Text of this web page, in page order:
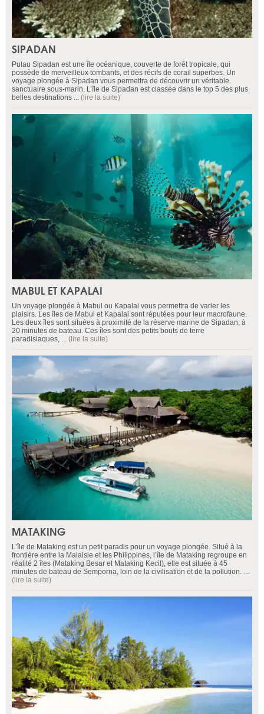
SIPADAN
Pulau Sipadan est une île océanique, couverte de forêt tropicale, qui
possède de merveilleux tombants, et des récifs de corail superbes. Un
voyage plongée à Sipadan vous permettra de découvrir un véritable
sanctuaire sous-marin. L’île de Sipadan est classée dans le top 5 des plus
belles destinations ... (lire la suite)
MABUL ET KAPALAI
Un voyage plongée à Mabul ou Kapalai vous permettra de varier les
plaisirs. Les îles de Mabul et Kapalai sont réputées pour leur macrofaune.
Les deux îles sont situées à proximité de la réserve marine de Sipadan, à
20 minutes de bateau. Ces îles sont des petits bouts de terre
paradisiaques, ... (lire la suite)
MATAKING
L’île de Mataking est un petit paradis pour un voyage plongée. Situé à la
frontière entre la Malaisie et les Philippines, l’île de Mataking regroupe en
réalité 2 îles (Mataking Besar et Mataking Kecil), elle est située à 45
minutes de bateau de Semporna, loin de la civilisation et de la pollution. ...
(lire la suite)